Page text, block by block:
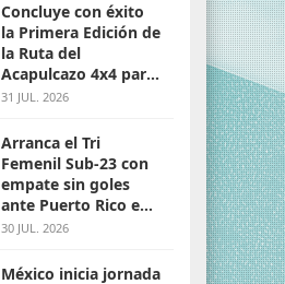
Concluye con éxito
la Primera Edición de
la Ruta del
Acapulcazo 4x4 para
parejas
31 JUL. 2026
Arranca el Tri
Femenil Sub-23 con
empate sin goles
ante Puerto Rico en
Santo Domingo 2026
30 JUL. 2026
México inicia jornada